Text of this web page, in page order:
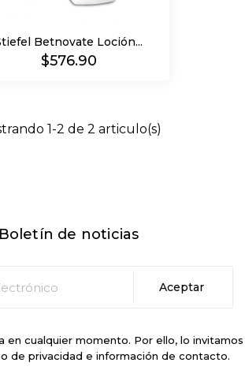
Betnovate Loción...
Precio
$576.90
1-2 de 2 articulo(s)
Boletín de noticias
en cualquier momento. Por ello, lo invitamos
de privacidad e información de contacto.